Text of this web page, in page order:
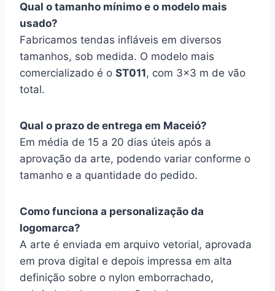
Qual o tamanho mínimo e o modelo mais
usado?
Fabricamos tendas infláveis em diversos
tamanhos, sob medida. O modelo mais
comercializado é o ST011, com 3×3 m de vão
total.
Qual o prazo de entrega em Maceió?
Em média de 15 a 20 dias úteis após a
aprovação da arte, podendo variar conforme o
tamanho e a quantidade do pedido.
Como funciona a personalização da
logomarca?
A arte é enviada em arquivo vetorial, aprovada
em prova digital e depois impressa em alta
definição sobre o nylon emborrachado,